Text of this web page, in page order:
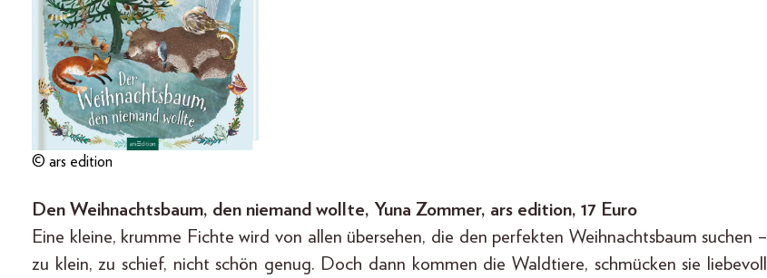
© ars edition
Den Weihnachtsbaum, den niemand wollte, Yuna Zommer, ars edition, 17 Euro
Eine kleine, krumme Fichte wird von allen übersehen, die den perfekten Weihnachtsbaum suchen –
zu klein, zu schief, nicht schön genug. Doch dann kommen die Waldtiere, schmücken sie liebevoll